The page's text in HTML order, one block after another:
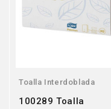
Toalla Interdoblada
100289 Toalla